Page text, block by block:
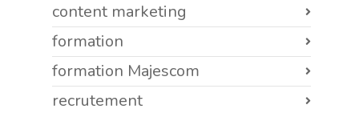
content marketing
formation
formation Majescom
recrutement